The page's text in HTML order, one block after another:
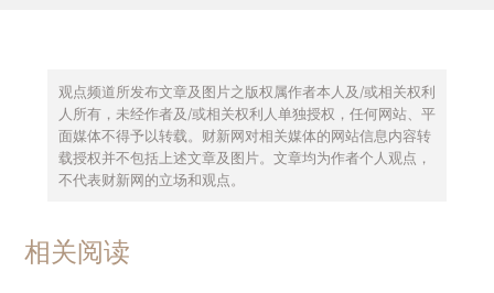
观点频道所发布文章及图片之版权属作者本人及/或相关权利
人所有，未经作者及/或相关权利人单独授权，任何网站、平
面媒体不得予以转载。财新网对相关媒体的网站信息内容转
载授权并不包括上述文章及图片。文章均为作者个人观点，
不代表财新网的立场和观点。
相关阅读